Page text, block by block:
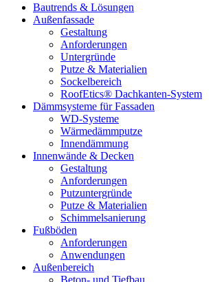
Bautrends & Lösungen
Außenfassade
Gestaltung
Anforderungen
Untergründe
Putze & Materialien
Sockelbereich
RoofEtics® Dachkanten-System
Dämmsysteme für Fassaden
WD-Systeme
Wärmedämmputze
Innendämmung
Innenwände & Decken
Gestaltung
Anforderungen
Putzuntergründe
Putze & Materialien
Schimmelsanierung
Fußböden
Anforderungen
Anwendungen
Außenbereich
Beton- und Tiefbau